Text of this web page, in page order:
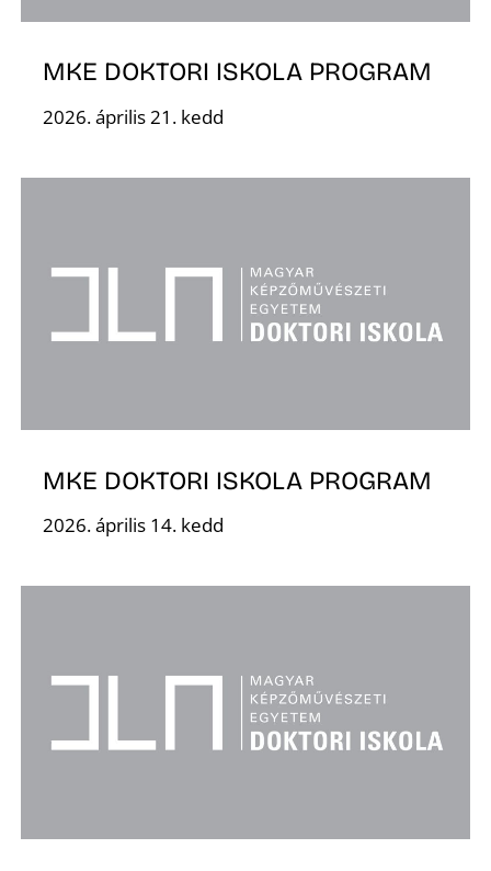
MKE DOKTORI ISKOLA PROGRAM
2026. április 21. kedd
MKE DOKTORI ISKOLA PROGRAM
2026. április 14. kedd